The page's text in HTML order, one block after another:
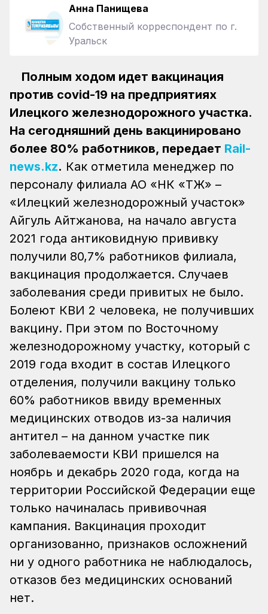
Анна Панищева
Собственный корреспондент по г.
Уральск
Полным ходом идет вакцинация
против covid-19 на предприятиях
Илецкого железнодорожного участка.
На сегодняшний день вакцинировано
более 80% работников, передает Rail-
news.kz. Как отметила менеджер по
персоналу филиала АО «НК «ҚТЖ» –
«Илецкий железнодорожный участок»
Айгуль Айтжанова, на начало августа
2021 года антиковидную прививку
получили 80,7% работников филиала,
вакцинация продолжается. Случаев
заболевания среди привитых не было.
Болеют КВИ 2 человека, не получивших
вакцину. При этом по Восточному
железнодорожному участку, который с
2019 года входит в состав Илецкого
отделения, получили вакцину только
60% работников ввиду временных
медицинских отводов из-за наличия
антител – на данном участке пик
заболеваемости КВИ пришелся на
ноябрь и декабрь 2020 года, когда на
территории Российской Федерации еще
только начиналась прививочная
кампания. Вакцинация проходит
организованно, признаков осложнений
ни у одного работника не наблюдалось,
отказов без медицинских оснований
нет.